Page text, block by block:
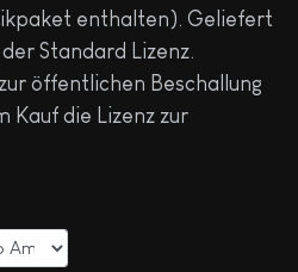
enthalten). Geliefert
Standard Lizenz.
öffentlichen Beschallung
Kauf die Lizenz zur